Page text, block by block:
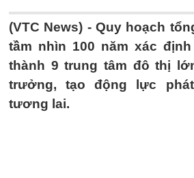
(VTC News) - Quy hoạch
tầm nhìn 100 năm xác
thành 9 trung tâm đô thị
trưởng, tạo động lực
tương lai.